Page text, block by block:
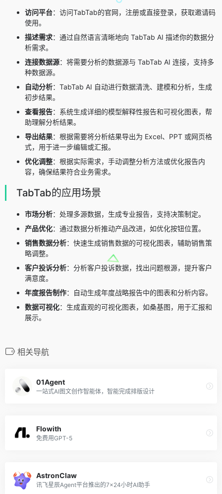
访问平台：访问TabTab的官网，注册或直接登录，获取邀请码
使用。
描述需求：通过自然语言清晰地向 TabTab AI 描述你的数据分
析需求。
连接数据源：将需要分析的数据源与 TabTab AI 连接，支持多
种数据源。
自动分析：TabTab AI 自动进行数据清洗、建模和分析，生成
初步结果。
查看报告：系统生成详细的模型解释性报告和可视化图表，帮
助理解分析结果。
导出结果：根据需要将分析结果导出为 Excel、PPT 或网页格
式，用于进一步编辑或汇报。
优化调整：根据实际需求，手动调整分析方法或优化报告内
容，确保结果符合业务需求。
TabTab的应用场景
市场分析：处理多源数据，生成专业报告，支持决策制定。
产品优化：通过数据分析推动产品改进，如优化按钮位置。
销售数据分析：快速生成销售数据的可视化图表，辅助销售策
略调整。
客户投诉分析：分析客户投诉数据，找出问题根源，提升客户
满意度。
年度报告制作：自动生成年度战略报告中的图表和分析内容。
数据可视化：生成直观的可视化图表，如桑基图，用于汇报和
展示。
相关导航
01Agent
一站式AI图文创作智能体，智能完成排版设计
Flowith
免费用GPT-5
AstronClaw
讯飞星辰Agent平台推出的7×24小时AI助手